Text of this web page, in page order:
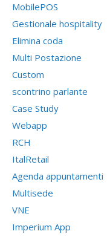
MobilePOS
Gestionale hospitality
Elimina coda
Multi Postazione
Custom
scontrino parlante
Case Study
Webapp
RCH
ItalRetail
Agenda appuntamenti
Multisede
VNE
Imperium App